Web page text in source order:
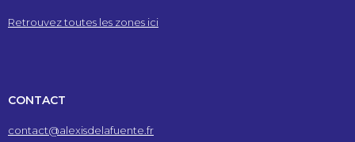
Retrouvez toutes les zones ici
CONTACT
contact@alexisdelafuente.fr